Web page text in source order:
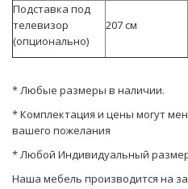
Подставка под
телевизор
(опционально)
207 см
* Любые размеры в наличии.
* Комплектация и цены могут
вашего пожелания
* Любой Индивидуальный
Наша мебель производится на